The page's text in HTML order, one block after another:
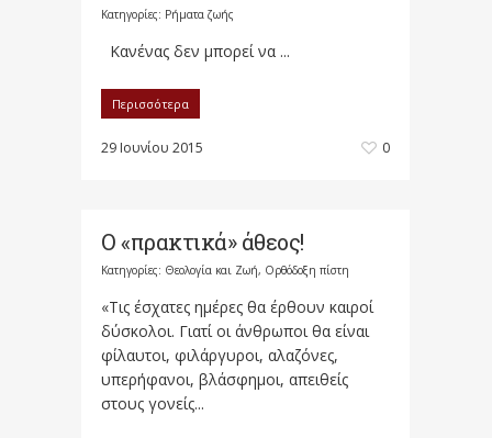
Κατηγορίες: Ρήματα ζωής
Κανένας δεν μπορεί να ...
Περισσότερα
29 Ιουνίου 2015 0
Ο «πρακτικά» άθεος!
Κατηγορίες: Θεολογία και Ζωή, Ορθόδοξη πίστη
«Τις έσχατες ημέρες θα έρθουν καιροί
δύσκολοι. Γιατί οι άνθρωποι θα είναι
φίλαυτοι, φιλάργυροι, αλαζόνες,
υπερήφανοι, βλάσφημοι, απειθείς
στους γονείς...